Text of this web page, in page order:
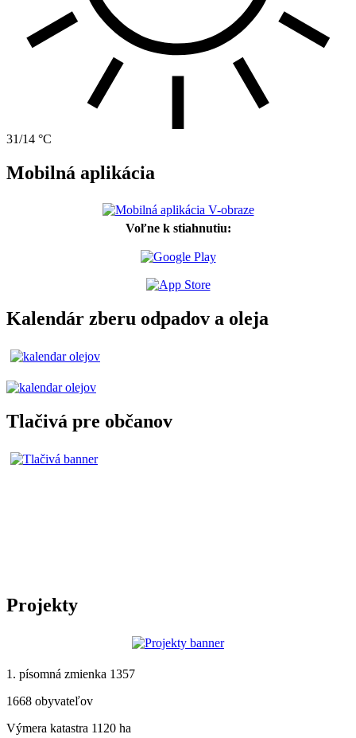
31/14 °C
Mobilná aplikácia
Voľne k stiahnutiu:
Kalendár zberu odpadov a oleja
Tlačivá pre občanov
Projekty
1. písomná zmienka 1357
1668 obyvateľov
Výmera katastra 1120 ha